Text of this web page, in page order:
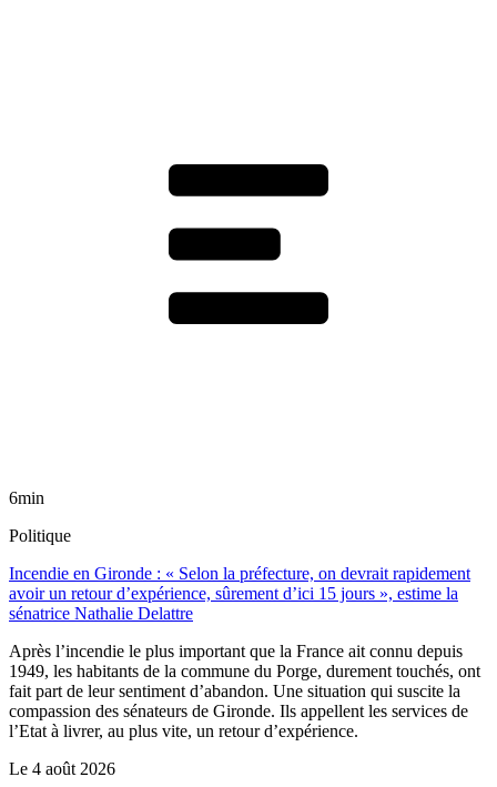
6min
Politique
Incendie en Gironde : « Selon la préfecture, on devrait rapidement
avoir un retour d’expérience, sûrement d’ici 15 jours », estime la
sénatrice Nathalie Delattre
Après l’incendie le plus important que la France ait connu depuis
1949, les habitants de la commune du Porge, durement touchés, ont
fait part de leur sentiment d’abandon. Une situation qui suscite la
compassion des sénateurs de Gironde. Ils appellent les services de
l’Etat à livrer, au plus vite, un retour d’expérience.
Le 4 août 2026